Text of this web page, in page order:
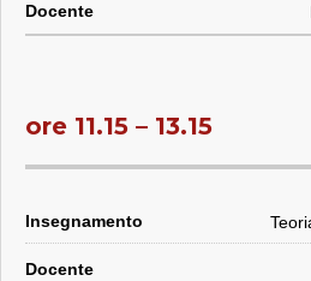
ore 11.15 – 13.15